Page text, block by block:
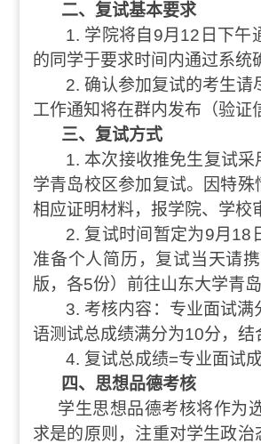
二、复试基本要求
1. 学院将自 9月 12 日下午
的同学于要求时间内通过系统
2. 确认参加复试的考生请
工作通知将在群内发布（验证
三、复试方式
1. 本次接收推免生复试采
学青岛校区参加复试。因特
相应证明材料，报学院、学校
2. 复试时间暂定为9月 18
准备个人简历，复试当天请
版，各5份）前往山东大学青
3. 考核内容：专业面试满
语测试总成绩满分为10分，结
4. 复试总成绩=专业面试
四、思想品德考核
学生思想品德考核将作为
求是的原则，注重对学生政